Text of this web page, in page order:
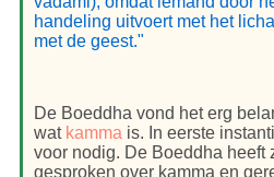
handeling uitvoert met het
met de geest."
De Boeddha vond het erg
wat kamma is. In eerste
voor nodig. De Boeddha heeft
gesproken over kamma en